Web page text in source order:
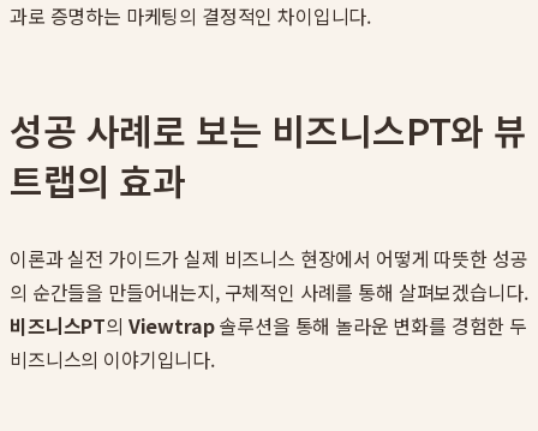
과로 증명하는 마케팅의 결정적인 차이입니다.
성공 사례로 보는 비즈니스PT와 뷰
트랩의 효과
이론과 실전 가이드가 실제 비즈니스 현장에서 어떻게 따뜻한 성공
의 순간들을 만들어내는지, 구체적인 사례를 통해 살펴보겠습니다.
비즈니스PT의 Viewtrap솔루션을 통해 놀라운 변화를 경험한 두
비즈니스의 이야기입니다.